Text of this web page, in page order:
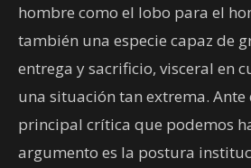
hombre como el lobo para el
también una especie capaz de
entrega y sacrificio, visceral en
una situación tan extrema. Ante
principal crítica que podemos
argumento es la postura